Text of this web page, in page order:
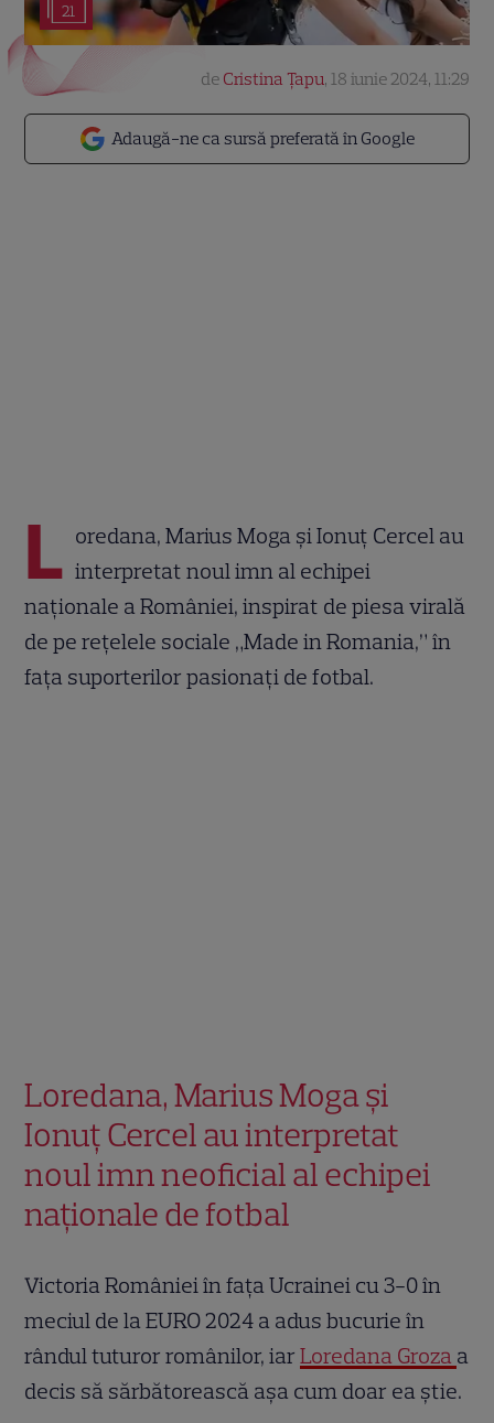
21
Adaugă-ne ca sursă preferată în Google
de Cristina Țapu, 18 iunie 2024, 11:29
L oredana, Marius Moga și Ionuț Cercel au
interpretat noul imn al echipei
naționale a României, inspirat de piesa virală
de pe rețelele sociale „Made in Romania,” în
fața suporterilor pasionați de fotbal.
Loredana, Marius Moga și
Ionuț Cercel au interpretat
noul imn neoficial al echipei
naționale de fotbal
Victoria României în fața Ucrainei cu 3-0 în
meciul de la EURO 2024 a adus bucurie în
rândul tuturor românilor, iarLoredana Groza a
decis să sărbătorească așa cum doar ea știe.